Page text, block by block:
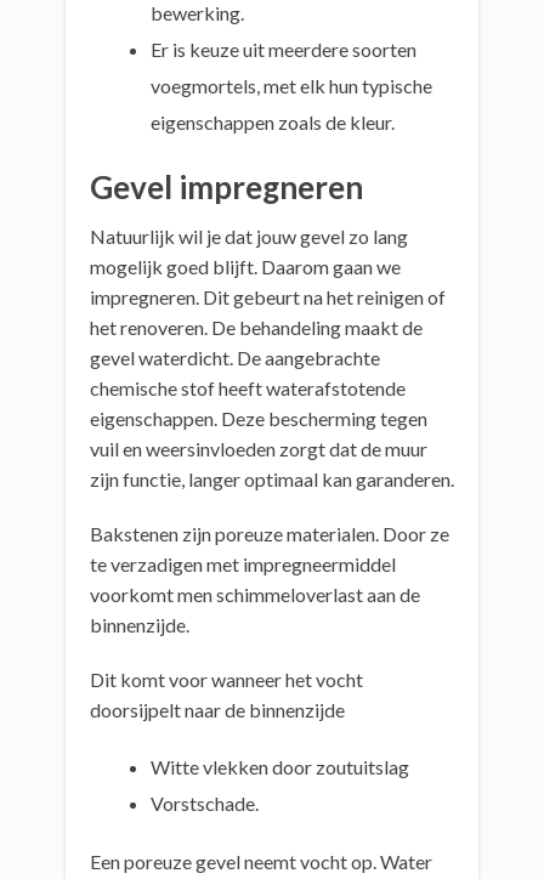
bewerking.
Er is keuze uit meerdere soorten
voegmortels, met elk hun typische
eigenschappen zoals de kleur.
Gevel impregneren
Natuurlijk wil je dat jouw gevel zo lang
mogelijk goed blijft. Daarom gaan we
impregneren. Dit gebeurt na het reinigen of
het renoveren. De behandeling maakt de
gevel waterdicht. De aangebrachte
chemische stof heeft waterafstotende
eigenschappen. Deze bescherming tegen
vuil en weersinvloeden zorgt dat de muur
zijn functie, langer optimaal kan garanderen.
Bakstenen zijn poreuze materialen. Door ze
te verzadigen met impregneermiddel
voorkomt men schimmeloverlast aan de
binnenzijde.
Dit komt voor wanneer het vocht
doorsijpelt naar de binnenzijde
Witte vlekken door zoutuitslag
Vorstschade.
Een poreuze gevel neemt vocht op. Water